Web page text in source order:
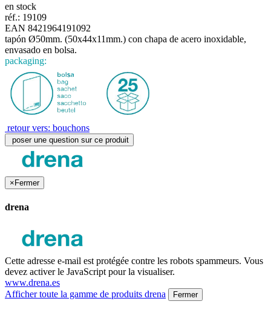
en stock
réf.: 19109
EAN 8421964191092
tapón Ø50mm. (50x44x11mm.) con chapa de acero inoxidable,
envasado en bolsa.
packaging:
retour vers: bouchons
poser une question sur ce produit
× Fermer
drena
Cette adresse e-mail est protégée contre les robots spammeurs. Vous
devez activer le JavaScript pour la visualiser.
www.drena.es
Afficher toute la gamme de produits drena
Fermer